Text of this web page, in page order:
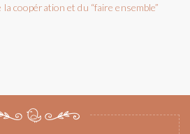
coopération et du “faire ensemble”